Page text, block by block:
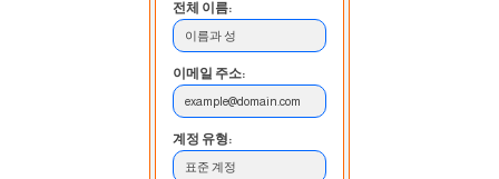
전체 이름:
이름과 성
이메일 주소:
example@domain.com
계정 유형:
표준 계정